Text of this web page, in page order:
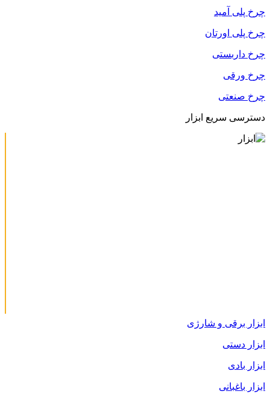
چرخ پلی آمید
چرخ پلی اورتان
چرخ داربستی
چرخ ورقی
چرخ صنعتی
دسترسی سریع ابزار
ابزار برقی و شارژی
ابزار دستی
ابزار بادی
ابزار باغبانی